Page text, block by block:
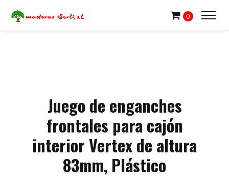
0
Juego de enganches
frontales para cajón
interior Vertex de altura
83mm, Plástico